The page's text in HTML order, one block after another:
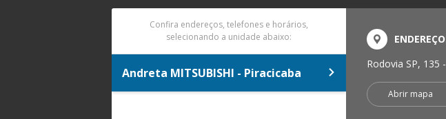
Confira endereços, telefones e horários,
selecionando a unidade abaixo:
Andreta MITSUBISHI - Piracicaba
Rodovia SP, 135
Abrir mapa